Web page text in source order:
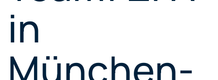
in
München-